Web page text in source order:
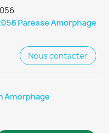
Paresse Amorphage
Nous contacter
Amorphage